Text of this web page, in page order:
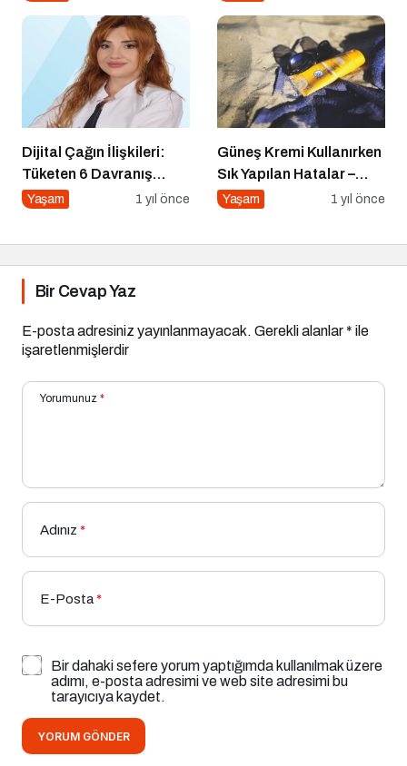
Dijital Çağın İlişkileri:
Tüketen 6 Davranış
Biçimi
Yaşam 1 yıl önce
Güneş Kremi Kullanırken
Sık Yapılan Hatalar –
Yaygın 8 Hata
Yaşam 1 yıl önce
Bir Cevap Yaz
E-posta adresiniz yayınlanmayacak. Gerekli alanlar* ile
işaretlenmişlerdir
Yorumunuz *
Adınız *
E-Posta*
Bir dahaki sefere yorum yaptığımda kullanılmak üzere
adımı, e-posta adresimi ve web site adresimi bu
tarayıcıya kaydet.
YORUM GÖNDER